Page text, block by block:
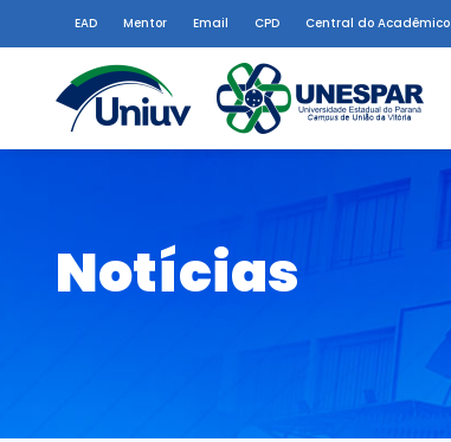
EAD Mentor Email CPD Central do Acadêmico
Notícias